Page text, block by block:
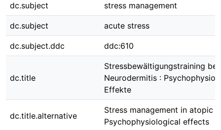
dc.subject stress management
dc.subject acute stress
dc.subject.ddc ddc:610
dc.title
Stressbewältigungstraining bei
Neurodermitis :
Effekte
dc.title.alternative
Stress management in atopic
Psychophysiological effects